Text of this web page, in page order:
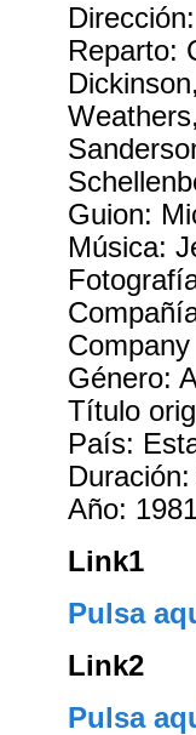
Reparto:
Guion:
Música:
Company
Género:
Título
País:
Año:
Link1
Pulsa
Link2
Pulsa